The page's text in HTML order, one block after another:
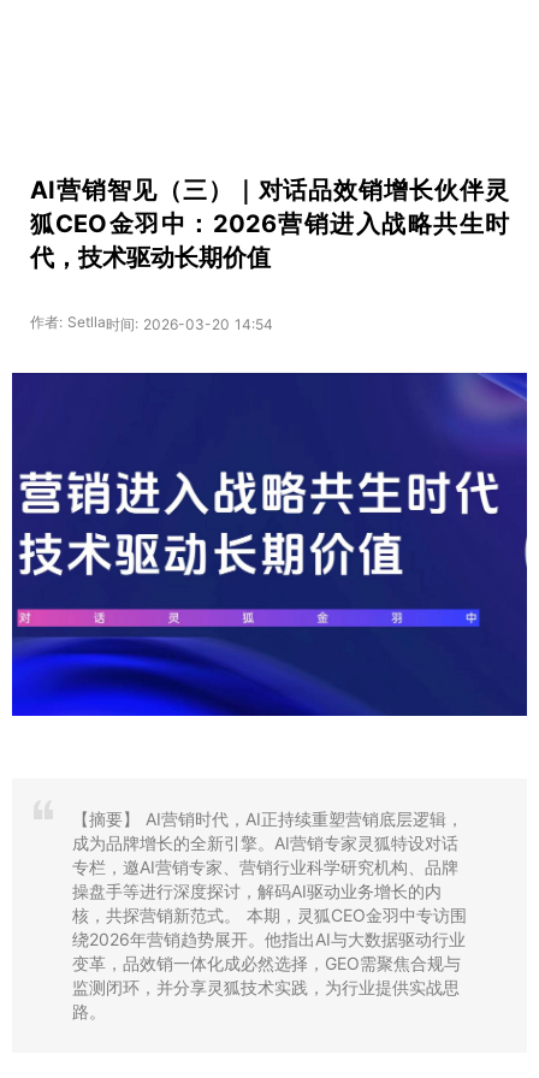
AI营销智见（三）｜对话品效销增长伙伴灵
狐CEO金羽中：2026营销进入战略共生时
代，技术驱动长期价值
作者: Setlla时间: 2026-03-20 14:54
【摘要】
AI营销时代，AI正持续重塑营销底层逻辑，
成为品牌增长的全新引擎。AI营销专家灵狐特设对话
专栏，邀AI营销专家、营销行业科学研究机构、品牌
操盘手等进行深度探讨，解码AI驱动业务增长的内
核，共探营销新范式。 本期，灵狐CEO金羽中专访围
绕2026年营销趋势展开。他指出AI与大数据驱动行业
变革，品效销一体化成必然选择，GEO需聚焦合规与
监测闭环，并分享灵狐技术实践，为行业提供实战思
路。